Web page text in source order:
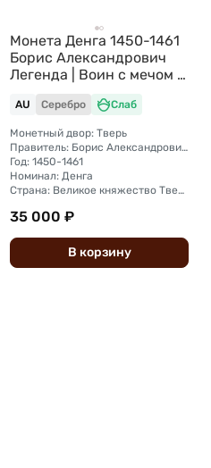
Монета Денга 1450-1461
Борис Александрович
Легенда | Воин с мечом и
шаром Тверское
княжество слаб ННР AU
53
AU Серебро Слаб
Монетный двор: Тверь
Правитель: Борис Александрович (1426 — 1461)
Год: 1450-1461
Номинал: Денга
Страна: Великое княжество Тверское
35 000 ₽
В корзину